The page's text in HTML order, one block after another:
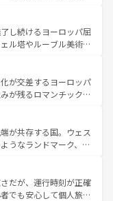
ない旅をしてみよう！
ンツ一覧 を参照してほ
フラメンコ、熱気あふ
生活の一部となってい
囲気や、バルセロナの
トまで多彩な表情を見
なるスペインはその個
を魅了する。 なお、新着のスペイン情報はコ
し続けるヨーロッパ屈
ル塔やルーブル美術館
麗な宮殿、歴史的な大
自然が、訪れる者を心
食の国としても知ら
ンス、プロヴァンスの
楽しみ方が可能だ。さ
れており、どの街角に
く異なる文化を体験で
ンス情報はコンテンツ一覧
が交差するヨーロッパ
が残るロマンチック街
飽きることがない。ベ
のアルプスの絶景、そ
た風景は必見。ビール
お、新着の
してほしい。
が共存する国。ウェス
うなランドマーク、歴
、優雅なアフタヌーン
英国パブ、サッカー観
も豊富。イギリスを旅
だが、運行時刻が正確
でも安心して個人旅行